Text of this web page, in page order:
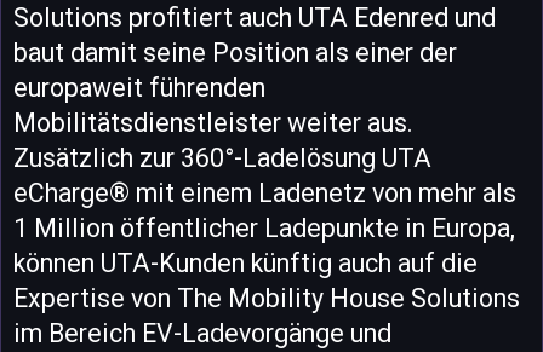
Solutions profitiert auch UTA Edenred und
baut damit seine Position als einer der
europaweit führenden
Mobilitätsdienstleister weiter aus.
Zusätzlich zur 360°-Ladelösung UTA
eCharge® mit einem Ladenetz von mehr als
1 Million öffentlicher Ladepunkte in Europa,
können UTA-Kunden künftig auch auf die
Expertise von The Mobility House Solutions
im Bereich EV-Ladevorgänge und